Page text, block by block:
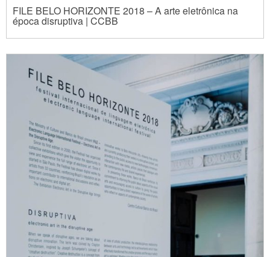
FILE BELO HORIZONTE 2018 – A arte eletrônica na
época disruptiva | CCBB